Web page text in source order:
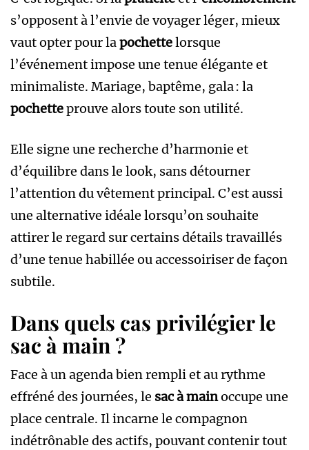
s’opposent à l’envie de voyager léger, mieux
vaut opter pour lapochettelorsque
l’événement impose une tenue élégante et
minimaliste. Mariage, baptême, gala : la
pochetteprouve alors toute son utilité.
Elle signe une recherche d’harmonie et
d’équilibre dans le look, sans détourner
l’attention du vêtement principal. C’est aussi
une alternative idéale lorsqu’on souhaite
attirer le regard sur certains détails travaillés
d’une tenue habillée ou accessoiriser de façon
subtile.
Dans quels cas privilégier le
sac à main ?
Face à un agenda bien rempli et au rythme
effréné des journées, le sac à mainoccupe une
place centrale. Il incarne le compagnon
indétrônable des actifs, pouvant contenir tout